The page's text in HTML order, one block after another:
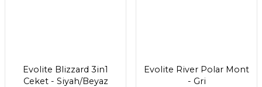
Evolite Blizzard 3in1
Ceket - Siyah/Beyaz
Evolite River Polar Mont
- Gri